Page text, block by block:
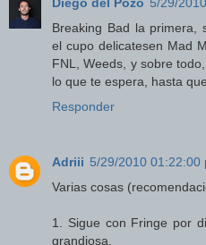
Breaking Bad la primera,
el cupo delicatesen Mad
FNL, Weeds, y sobre
lo que te espera, hasta
Responder
Adriii 5/29/2010 01:22:00
Varias cosas
1. Sigue con Fringe por
grandiosa.